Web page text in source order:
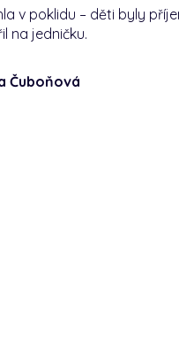
v poklidu – děti byly
na jedničku.
Čuboňová